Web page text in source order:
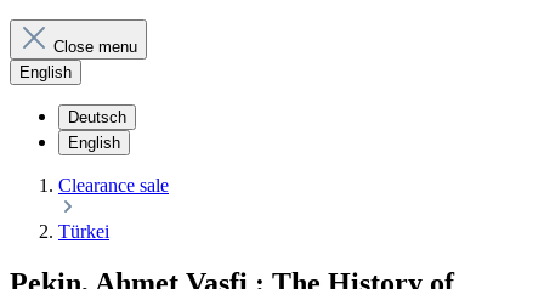
Close menu
English
Deutsch
English
Clearance sale
Türkei